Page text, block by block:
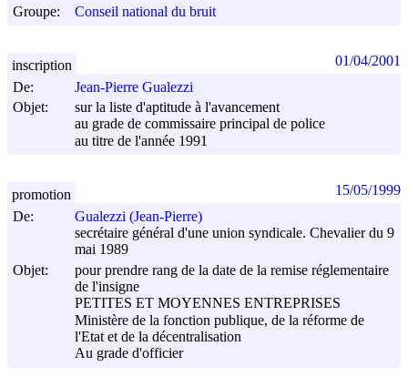
Groupe:
Conseil national du bruit
De:
Jean-Pierre Gualezzi
Objet:
sur la liste d'aptitude à l'avancement
au grade de commissaire principal de police
au titre de l'année 1991
inscription 01/04/2001
De:
Gualezzi (Jean-Pierre)
secrétaire général d'une union syndicale. Chevalier du 9
mai 1989
Objet:
pour prendre rang de la date de la remise réglementaire
de l'insigne
PETITES ET MOYENNES ENTREPRISES
Ministère de la fonction publique, de la réforme de
l'Etat et de la décentralisation
Au grade d'officier
promotion 15/05/1999